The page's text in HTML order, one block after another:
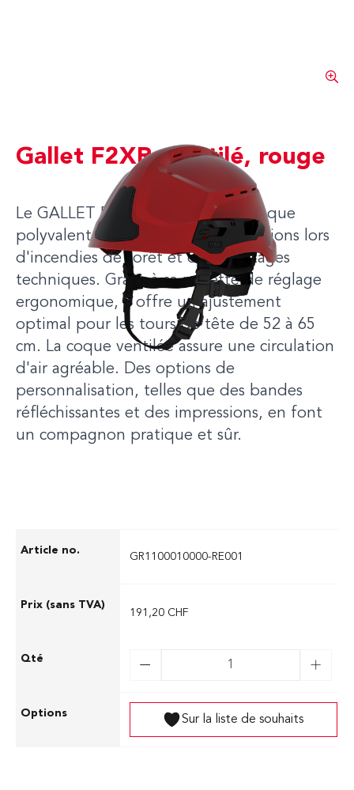
Gallet F2XR, ventilé, rouge
Le GALLET F2XR ventilé est un casque
polyvalent, idéal pour les interventions lors
d'incendies de forêt et de sauvetages
techniques. Grâce à sa molette de réglage
ergonomique, il offre un ajustement
optimal pour les tours de tête de 52 à 65
cm. La coque ventilée assure une circulation
d'air agréable. Des options de
personnalisation, telles que des bandes
réfléchissantes et des impressions, en font
un compagnon pratique et sûr.
GR1100010000-RE001
191,20 CHF
Sur la liste de souhaits